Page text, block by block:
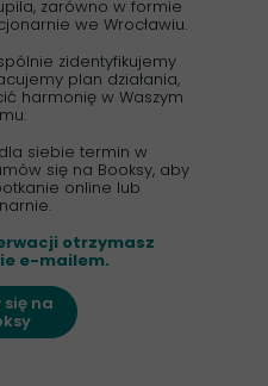
się na
zarówno w formie
we Wrocławiu.
zidentyfikujemy
plan działania,
harmonię w Waszym
siebie termin w
się na Booksy, aby
online lub
otrzymasz
e-mailem.